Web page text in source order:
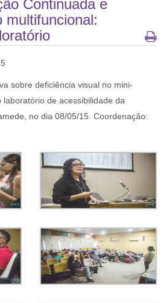
Continuada e
multifuncional:
sobre deficiência visual no mini-
de acessibilidade da
no dia 08/05/15. Coordenação: